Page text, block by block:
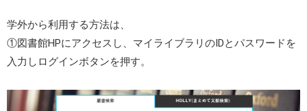
学外から利用する方法は、
①図書館HPにアクセスし、マイライブラリのIDとパスワードを
入力しログインボタンを押す。